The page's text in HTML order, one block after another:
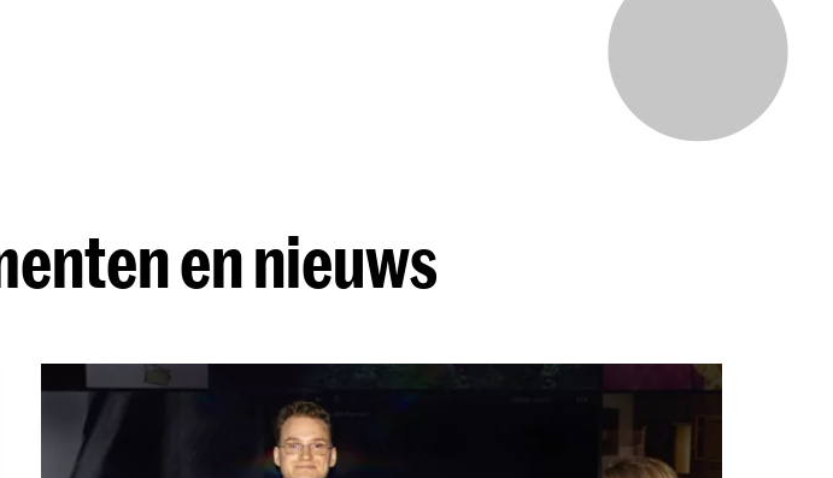
en nieuws